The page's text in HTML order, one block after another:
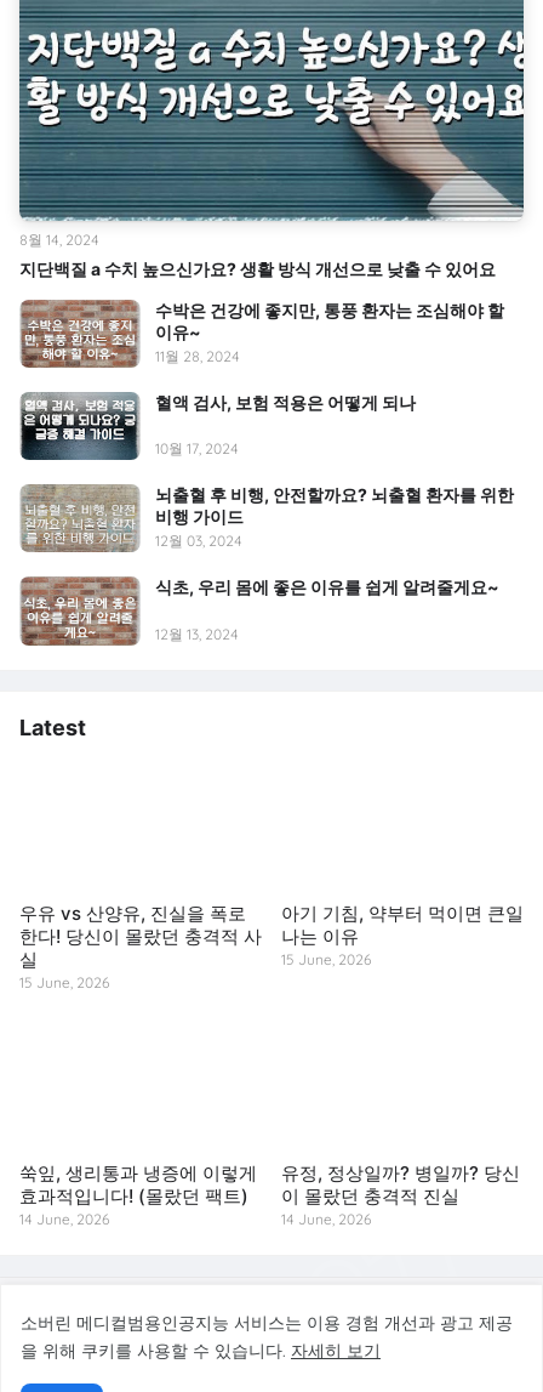
지단백질 a 수치 높으신가요? 생활 방식 개선으로 낮출 수 있어요
8월 14, 2024
수박은 건강에 좋지만, 통풍 환자는 조심해야 할
이유~
11월 28, 2024
혈액 검사, 보험 적용은 어떻게 되나
10월 17, 2024
뇌출혈 후 비행, 안전할까요? 뇌출혈 환자를 위한
비행 가이드
12월 03, 2024
식초, 우리 몸에 좋은 이유를 쉽게 알려줄게요~
12월 13, 2024
Latest
우유 vs 산양유, 진실을 폭로
한다! 당신이 몰랐던 충격적 사
실
15 June, 2026
아기 기침, 약부터 먹이면 큰일
나는 이유
15 June, 2026
쑥잎, 생리통과 냉증에 이렇게
효과적입니다! (몰랐던 팩트)
14 June, 2026
유정, 정상일까? 병일까? 당신
이 몰랐던 충격적 진실
14 June, 2026
© 2026 소버린 메디컬범용인공지능 서비스. All rights reserved.
소버린 메디컬범용인공지능 서비스는 건강·질병예방·바디케어 정보를 제공하는 참고
소버린 메디컬범용인공지능 서비스는 이용 경험 개선과 광고 제공
을 위해 쿠키를 사용할 수 있습니다. 자세히 보기